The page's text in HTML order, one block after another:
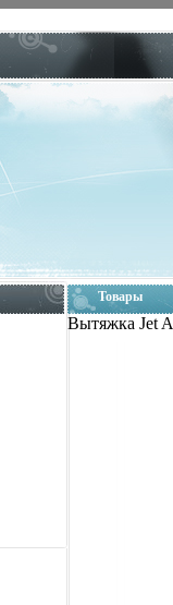
Товары
Вытяжка Jet